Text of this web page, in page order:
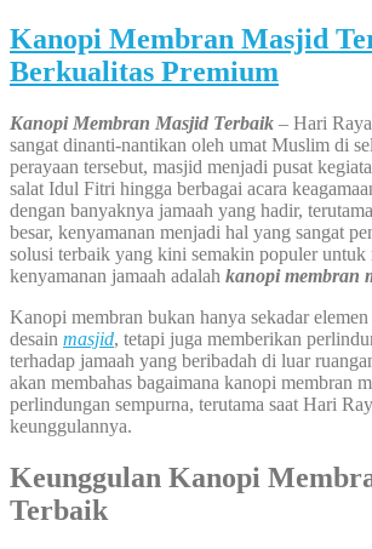
Kanopi Membran Masjid
Berkualitas Premium
Kanopi Membran Masjid Terbaik – Hari
sangat dinanti-nantikan oleh umat Muslim di
perayaan tersebut, masjid menjadi pusat
salat Idul Fitri hingga berbagai acara
dengan banyaknya jamaah yang hadir,
besar, kenyamanan menjadi hal yang sangat
solusi terbaik yang kini semakin populer untuk
kenyamanan jamaah adalah kanopi membran
Kanopi membran bukan hanya sekadar
desain masjid, tetapi juga memberikan
terhadap jamaah yang beribadah di luar
akan membahas bagaimana kanopi membran
perlindungan sempurna, terutama saat Hari
keunggulannya.
Keunggulan Kanopi
Terbaik